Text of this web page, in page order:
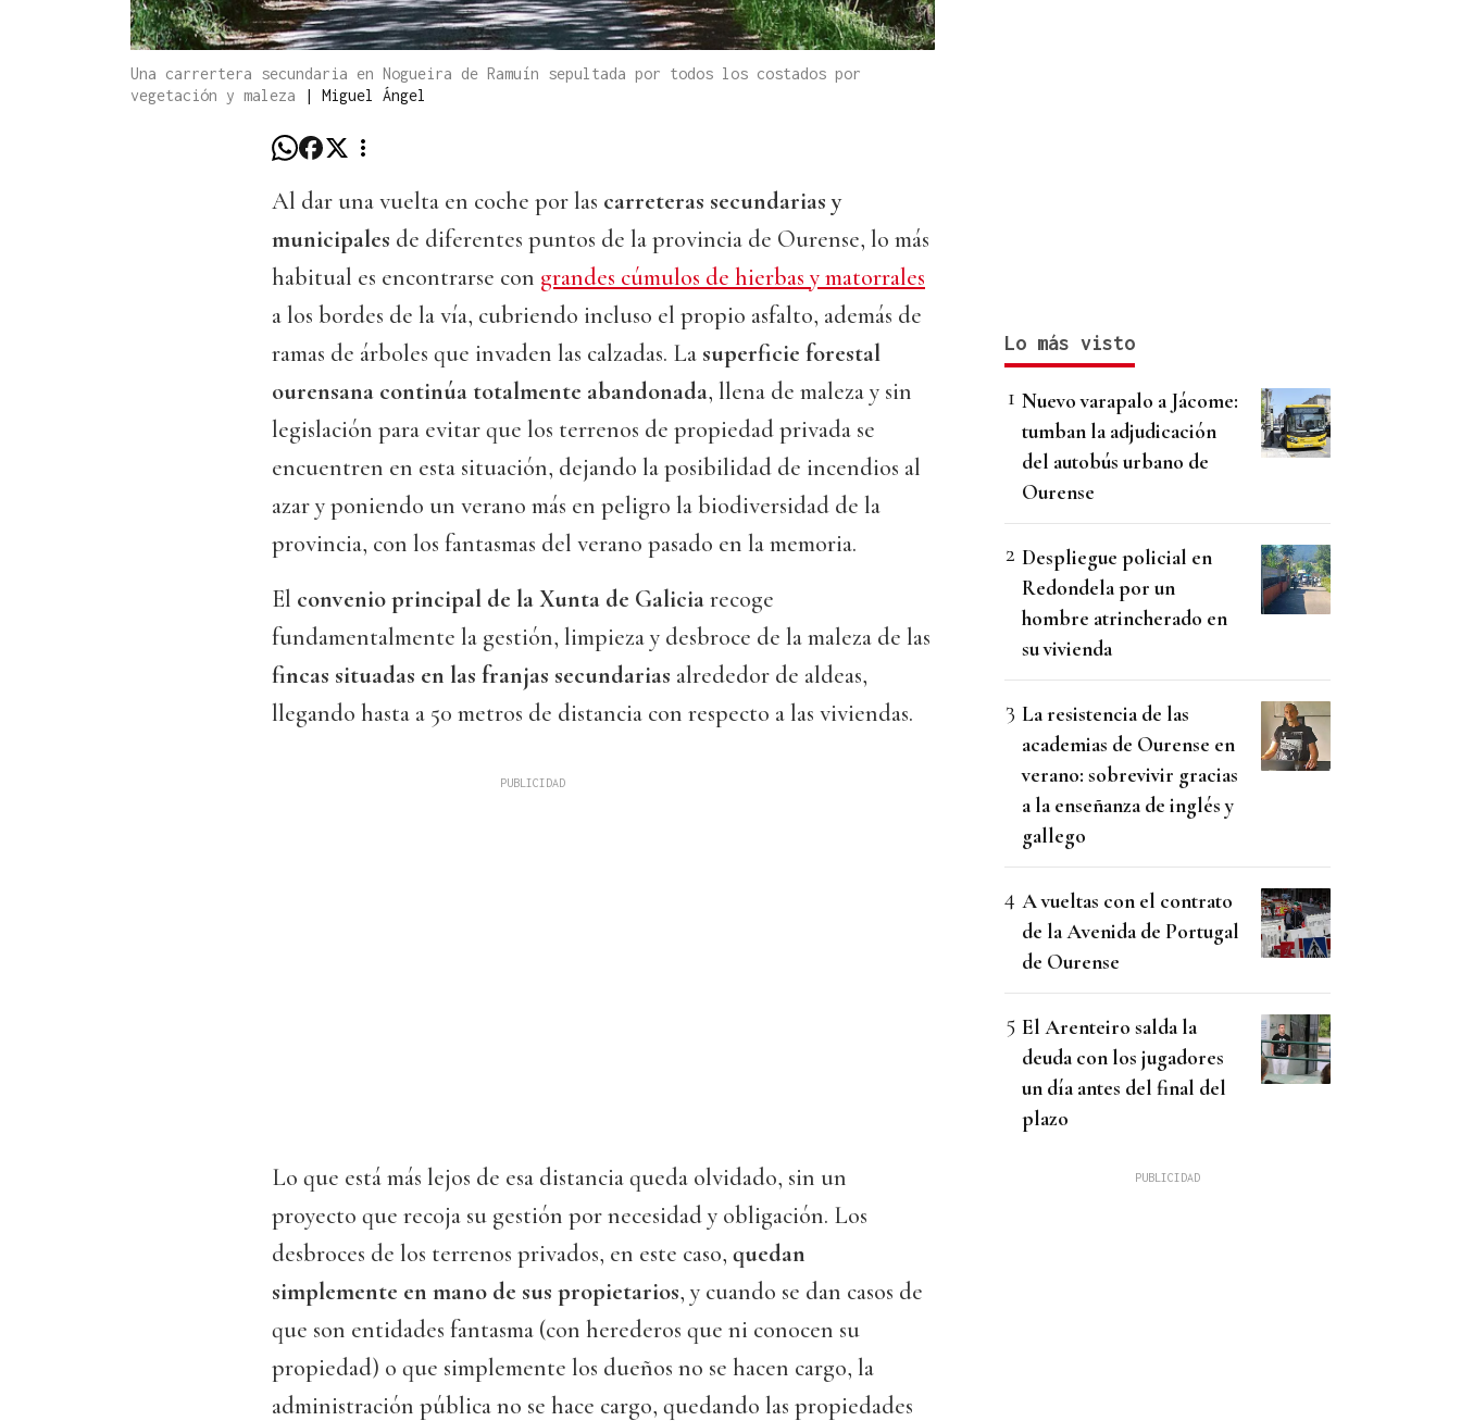
Una carrertera secundaria en Nogueira de Ramuín sepultada por todos los costados por
vegetación y maleza
| Miguel Ángel
Al dar una vuelta en coche por las carreteras secundarias y
municipales de diferentes puntos de la provincia de Ourense, lo más
habitual es encontrarse con grandes cúmulos de hierbas y matorrales
a los bordes de la vía, cubriendo incluso el propio asfalto, además de
ramas de árboles que invaden las calzadas. La superficie forestal
ourensana continúa totalmente abandonada, llena de maleza y sin
legislación para evitar que los terrenos de propiedad privada se
encuentren en esta situación, dejando la posibilidad de incendios al
azar y poniendo un verano más en peligro la biodiversidad de la
provincia, con los fantasmas del verano pasado en la memoria.
El convenio principal de la Xunta de Galiciarecoge
fundamentalmente la gestión, limpieza y desbroce de la maleza de las
fincas situadas en las franjas secundarias alrededor de aldeas,
llegando hasta a 50 metros de distancia con respecto a las viviendas.
Lo que está más lejos de esa distancia queda olvidado, sin un
proyecto que recoja su gestión por necesidad y obligación. Los
desbroces de los terrenos privados, en este caso, quedan
simplemente en mano de sus propietarios, y cuando se dan casos de
que son entidades fantasma (con herederos que ni conocen su
propiedad) o que simplemente los dueños no se hacen cargo, la
administración pública no se hace cargo, quedando las propiedades
Lo más visto
Nuevo varapalo a Jácome:
tumban la adjudicación
del autobús urbano de
Ourense
Despliegue policial en
Redondela por un
hombre atrincherado en
su vivienda
La resistencia de las
academias de Ourense en
verano: sobrevivir gracias
a la enseñanza de inglés y
gallego
A vueltas con el contrato
de la Avenida de Portugal
de Ourense
El Arenteiro salda la
deuda con los jugadores
un día antes del final del
plazo